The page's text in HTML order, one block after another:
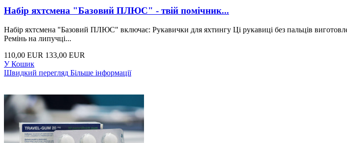
Набір яхтсмена "Базовий ПЛЮС" - твій помічник...
Набір яхтсмена "Базовий ПЛЮС" включає: Рукавички для яхтингу Ці рукавиці без пальців
Ремінь на липучці...
110,00 EUR 133,00 EUR
У Кошик
Швидкий перегляд Більше інформації